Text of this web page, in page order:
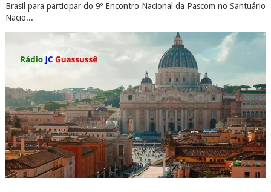
Brasil para participar do 9º Encontro Nacional da Pascom no Santuário
Nacio...